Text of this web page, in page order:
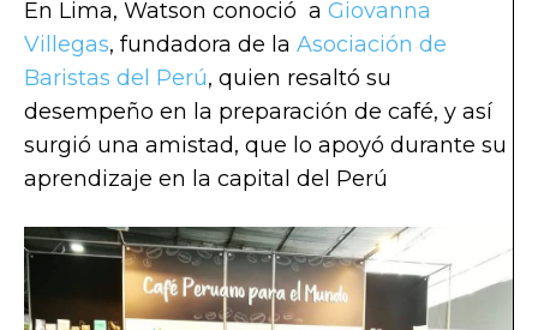
En Lima, Watson conoció a Giovanna
Villegas, fundadora de la Asociación de
Baristas del Perú, quien resaltó su
desempeño en la preparación de café, y así
surgió una amistad, que lo apoyó durante su
aprendizaje en la capital del Perú